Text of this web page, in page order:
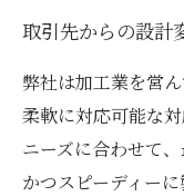
取引先からの設計
弊社は加工業を営
柔軟に対応可能な
ニーズに合わせて
かつスピーディー